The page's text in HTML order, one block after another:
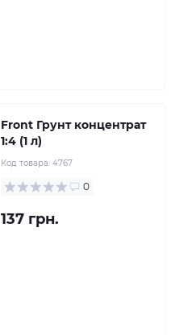
Front Грунт концентрат
1:4 (1 л)
Код товара: 4767
0
137 грн.